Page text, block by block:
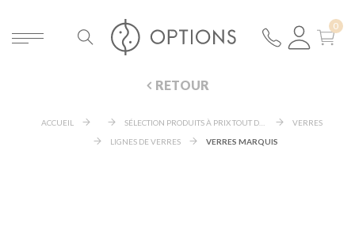
RETOUR
ACCUEIL SÉLECTION PRODUITS À PRIX TOUT DOUX
VERRES
LIGNES DE VERRES
VERRES MARQUIS